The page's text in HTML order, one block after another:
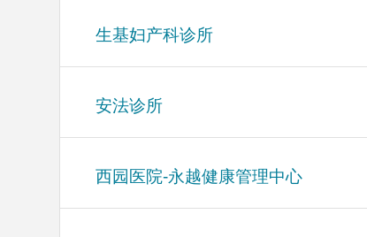
生基妇产科诊所
安法诊所
西园医院-永越健康管理中心